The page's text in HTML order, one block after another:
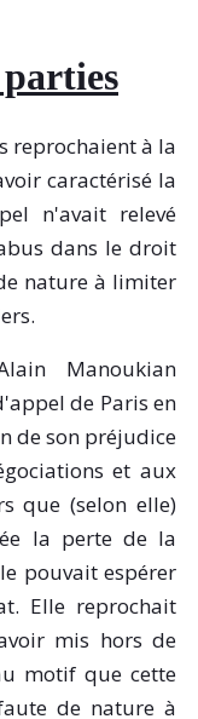
reprochaient à la
caractérisé la
n'avait relevé
dans le droit
nature à limiter
Manoukian
de Paris en
de son préjudice
et aux
que (selon elle)
la perte de la
pouvait espérer
Elle reprochait
mis hors de
motif que cette
de nature à